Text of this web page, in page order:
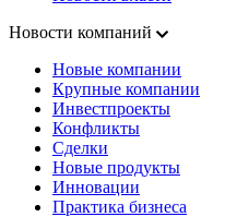
Новости компаний
Новые компании
Крупные компании
Инвестпроекты
Конфликты
Сделки
Новые продукты
Инновации
Практика бизнеса